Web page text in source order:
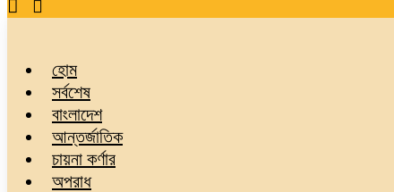
হোম
সর্বশেষ
বাংলাদেশ
আন্তর্জাতিক
চায়না কর্ণার
অপরাধ